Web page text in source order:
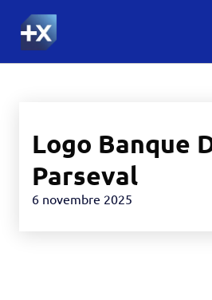
Logo Banque
Parseval
6 novembre 2025